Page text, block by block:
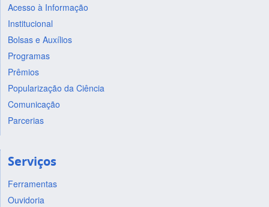
Acesso à Informação
Institucional
Bolsas e Auxílios
Programas
Prêmios
Popularização da Ciência
Comunicação
Parcerias
Serviços
Ferramentas
Ouvidoria